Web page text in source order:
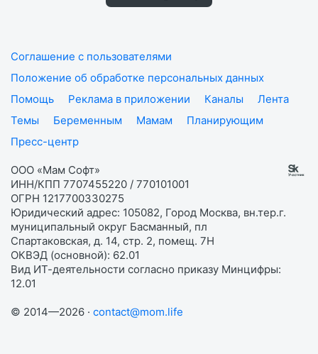
Соглашение с пользователями
Положение об обработке персональных данных
Помощь
Реклама в приложении Каналы
Лента
Темы
Беременным Мамам
Планирующим
Пресс-центр
ООО «Мам Софт»
ИНН/КПП 7707455220 / 770101001
ОГРН 1217700330275
Юридический адрес: 105082, Город Москва, вн.тер.г.
муниципальный округ Басманный, пл
Спартаковская, д. 14, стр. 2, помещ. 7Н
ОКВЭД (основной): 62.01
Вид ИТ-деятельности согласно приказу Минцифры:
12.01
© 2014—2026 · contact@mom.life